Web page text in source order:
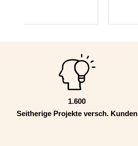
1.600
Seitherige Projekte versch. Kunden